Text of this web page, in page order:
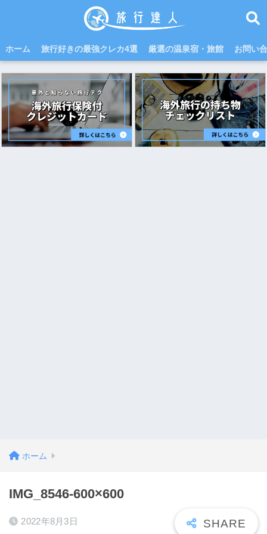
ホーム 旅行好きの最強クレカ4選 厳選の温泉宿・旅館 お問い
ホーム
IMG_8546-600×600
2022年8月3日